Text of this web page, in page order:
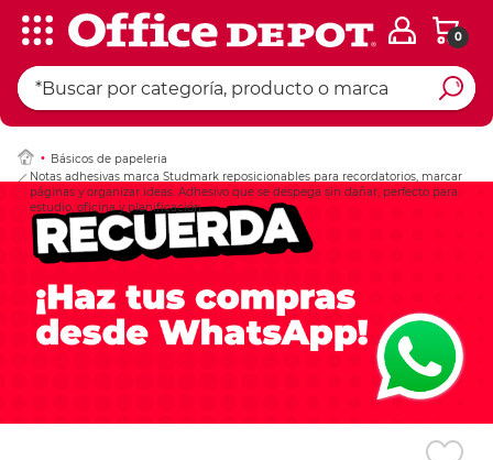
0
Básicos de papeleria
Notas adhesivas marca Studmark reposicionables para recordatorios, marcar
páginas y organizar ideas. Adhesivo que se despega sin dañar, perfecto para
estudio, oficina y planificación.
Ingresar Codigo